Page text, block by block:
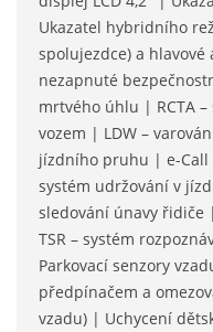
Ukazatel hybridního
spolujezdce) a
nezapnuté
mrtvého úhlu | RCTA
vozem | LDW –
jízdního pruhu | e-Call
systém udržování v
sledování únavy řidiče
TSR – systém
Parkovací senzory
předpínačem a
vzadu) | Uchycení